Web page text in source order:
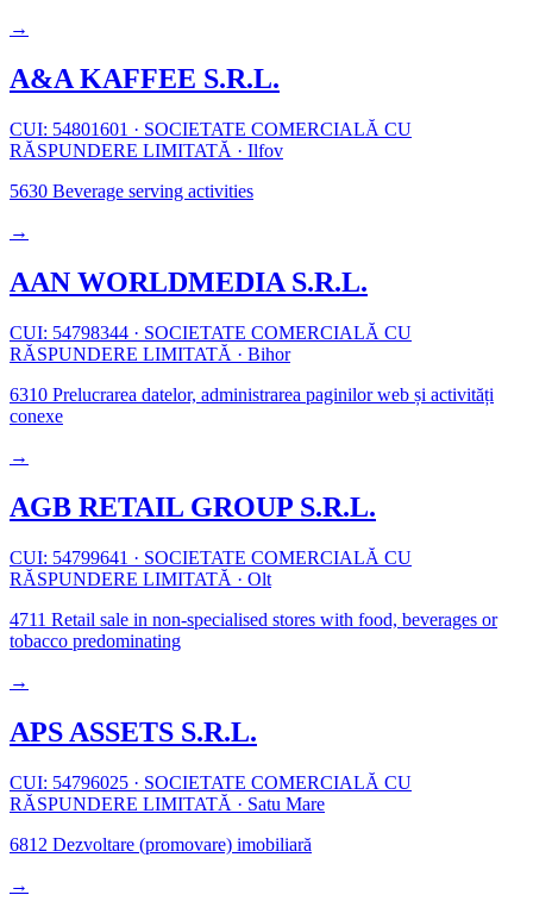
→
A&A KAFFEE S.R.L.
CUI: 54801601 · SOCIETATE COMERCIALĂ CU
RĂSPUNDERE LIMITATĂ · Ilfov
5630 Beverage serving activities
→
AAN WORLDMEDIA S.R.L.
CUI: 54798344 · SOCIETATE COMERCIALĂ CU
RĂSPUNDERE LIMITATĂ · Bihor
6310 Prelucrarea datelor, administrarea paginilor web și activități
conexe
→
AGB RETAIL GROUP S.R.L.
CUI: 54799641 · SOCIETATE COMERCIALĂ CU
RĂSPUNDERE LIMITATĂ · Olt
4711 Retail sale in non-specialised stores with food, beverages or
tobacco predominating
→
APS ASSETS S.R.L.
CUI: 54796025 · SOCIETATE COMERCIALĂ CU
RĂSPUNDERE LIMITATĂ · Satu Mare
6812 Dezvoltare (promovare) imobiliară
→